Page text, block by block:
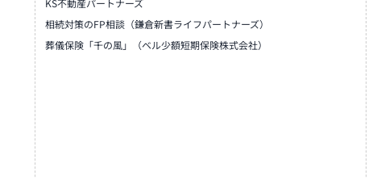
KS不動産パートナーズ
相続対策のFP相談（鎌倉新書ライフパートナーズ）
葬儀保険「千の風」（ベル少額短期保険株式会社）